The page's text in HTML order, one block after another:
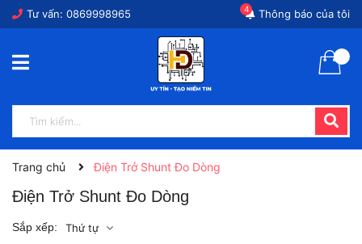
Tư vấn: 0869998965 Thông báo của tôi
4
Trang chủ Điện Trở Shunt Đo Dòng
Điện Trở Shunt Đo Dòng
Sắp xếp: Thứ tự